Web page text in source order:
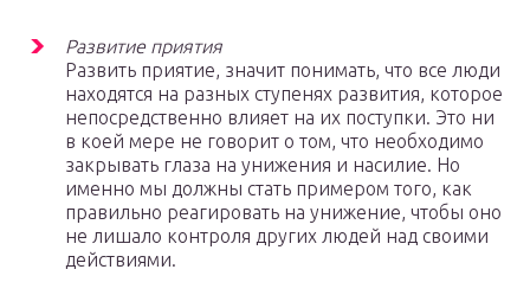
Развитие приятия
Развить приятие, значит понимать, что все люди
находятся на разных ступенях развития, которое
непосредственно влияет на их поступки. Это ни
в коей мере не говорит о том, что необходимо
закрывать глаза на унижения и насилие. Но
именно мы должны стать примером того, как
правильно реагировать на унижение, чтобы оно
не лишало контроля других людей над своими
действиями.